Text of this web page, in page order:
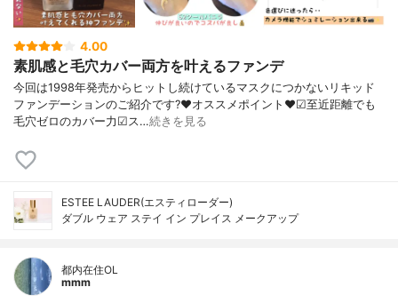
4.00
素肌感と毛穴カバー両方を叶えるファンデ
今回は1998年発売からヒットし続けているマスクにつかないリキッド
ファンデーションのご紹介です?❤︎オススメポイント❤︎☑︎至近距離でも
毛穴ゼロのカバー力☑︎ス…続きを見る
ESTEE LAUDER(エスティローダー)
ダブル ウェア ステイ イン プレイス メークアップ
都内在住OL
mmm